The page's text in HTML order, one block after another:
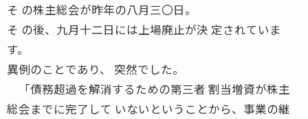
そ の株主総会が昨年の八月三〇日。
そ の後、九月十二日には上場廃止が決 定されていま
す。
異例のことであり、 突然でした。
「債務超過を解消するための第三者 割当増資が株主
総会までに完了して いないということから、事業の継